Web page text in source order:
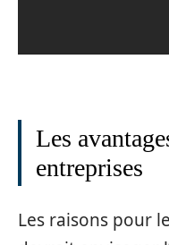
Les
entreprises
Les raisons pour